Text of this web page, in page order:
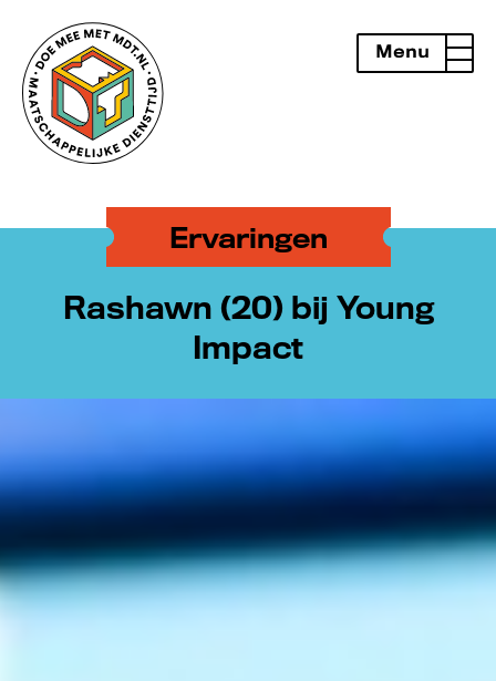
Menu
openen
Ervaringen
Rashawn (20) bij Young
Impact